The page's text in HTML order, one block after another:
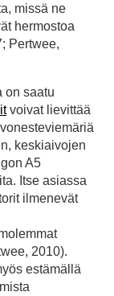
missä ne
hermostoa
Pertwee,
on saatu
voivat lievittää
keskiaivojen
A5
Itse asiassa
ilmenevät
2010).
estämällä